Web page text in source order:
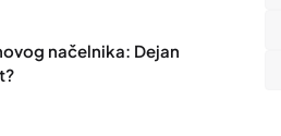
načelnika: Dejan